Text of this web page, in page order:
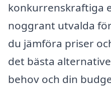
konkurrenskraftiga
noggrant utvalda
du jämföra priser
det bästa
behov och din